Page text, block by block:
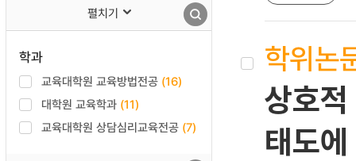
펼치기
학과
교육대학원 교육방법전공 (16)
대학원 교육학과 (11)
교육대학원 상담심리교육전공 (7)
학위논
상호
태도